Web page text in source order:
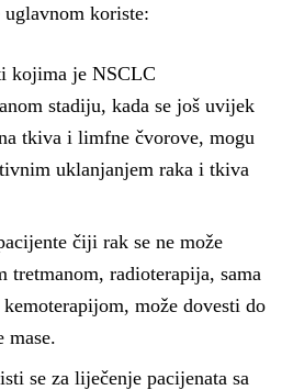
koriste:
kojima je NSCLC
stadiju, kada se još uvijek
tkiva i limfne čvorove, mogu
uklanjanjem raka i tkiva
čiji rak se ne može
tretmanom, radioterapija, sama
može dovesti do
mase.
se za liječenje pacijenata sa